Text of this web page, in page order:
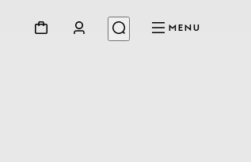
MENU